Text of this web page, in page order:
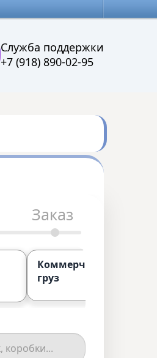
Служба поддержки
+7 (918) 890-02-95
Заказ
Коммерческий
груз